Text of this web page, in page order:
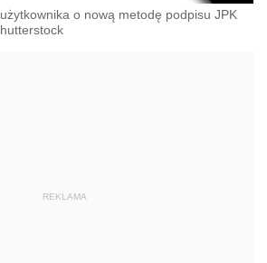
o nową metodę podpisu JPK